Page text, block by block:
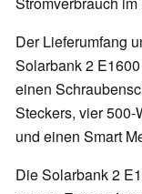
Der Lieferumfang
Solarbank 2
einen
Steckers, vier
und einen Smart
Die Solarbank 2